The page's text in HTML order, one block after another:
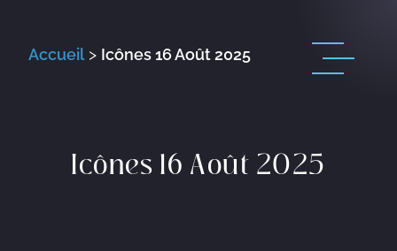
Accueil> Icônes 16 Août 2025
Icônes 16 Août 2025